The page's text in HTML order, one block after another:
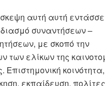
αυτή αυτή
συναντήσεων –
με σκοπό την
των ελίκων της
κοινότητα,
εκπαίδευση,